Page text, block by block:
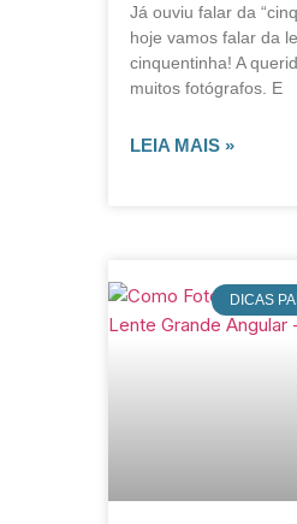
Já ouviu falar da
hoje vamos falar da
cinquentinha! A
muitos fotógrafos. E
LEIA MAIS »
DICAS